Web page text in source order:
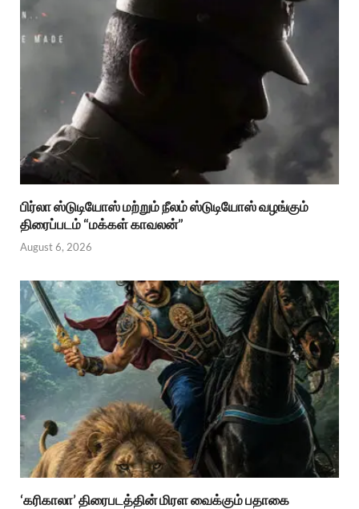
பிர்லா ஸ்டுடியோஸ் மற்றும் நீலம் ஸ்டுடியோஸ் வழங்கும்
திரைப்படம் “மக்கள் காவலன்”
August 6, 2026
‘கரிகாலா’ திரைபடத்தின் மிரள வைக்கும் பதாகை